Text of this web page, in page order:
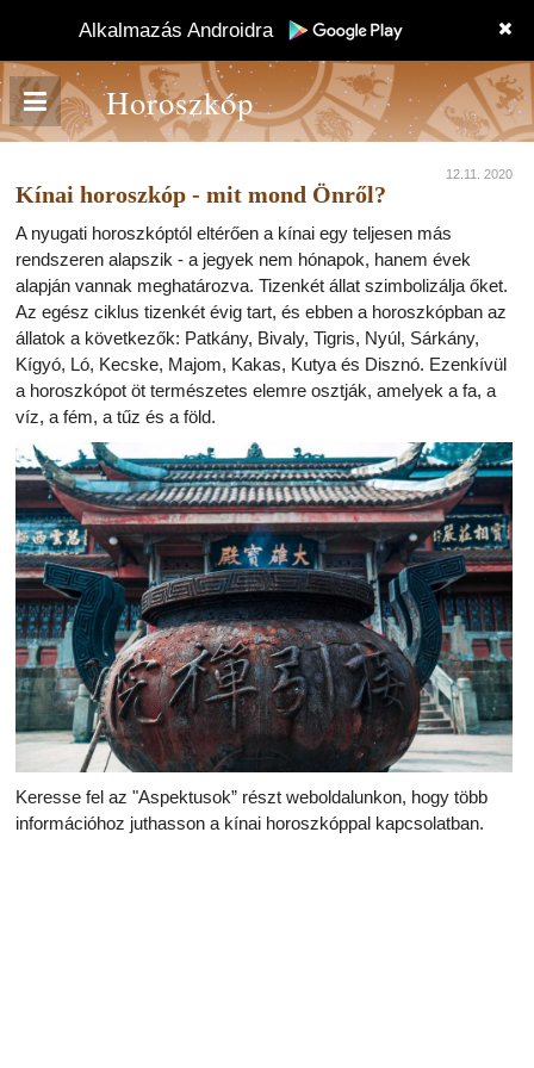
Alkalmazás Androidra
Horoszkóp
12.11. 2020
Kínai horoszkóp - mit mond Önről?
A nyugati horoszkóptól eltérően a kínai egy teljesen más
rendszeren alapszik - a jegyek nem hónapok, hanem évek
alapján vannak meghatározva. Tizenkét állat szimbolizálja őket.
Az egész ciklus tizenkét évig tart, és ebben a horoszkópban az
állatok a következők: Patkány, Bivaly, Tigris, Nyúl, Sárkány,
Kígyó, Ló, Kecske, Majom, Kakas, Kutya és Disznó. Ezenkívül
a horoszkópot öt természetes elemre osztják, amelyek a fa, a
víz, a fém, a tűz és a föld.
Keresse fel az "Aspektusok” részt weboldalunkon, hogy több
információhoz juthasson a kínai horoszkóppal kapcsolatban.